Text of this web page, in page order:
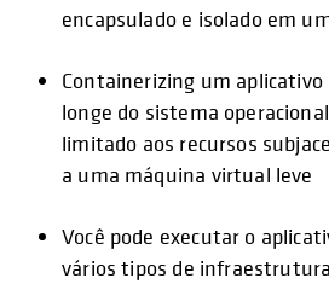
encapsulado e isolado em
Containerizing um
longe do sistema
limitado aos recursos
a uma máquina virtual leve
Você pode executar o
vários tipos de